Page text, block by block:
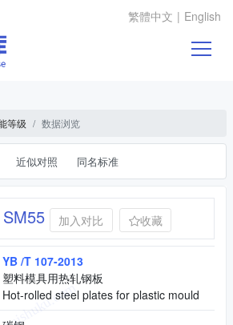
繁體中文 | English
等级 数据浏览
近似对照 同名标准
SM55 加入对比 收藏
YB /T 107-2013
塑料模具用热轧钢板
Hot-rolled steel plates for plastic mould